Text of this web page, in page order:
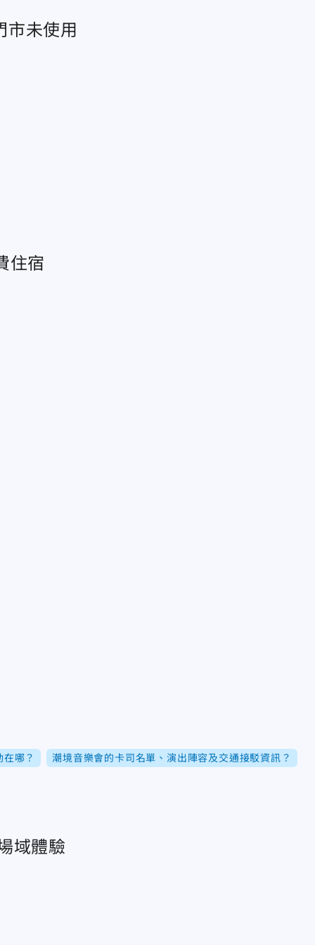
市未使用
住宿
哪？ 潮境音樂會的卡司名單、演出陣容及交通接駁資訊？
域體驗